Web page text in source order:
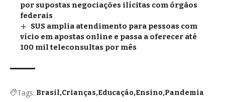
por supostas negociações ilícitas com órgãos
federais
SUS amplia atendimento para pessoas com
vício em apostas online e passa a oferecer até
100 mil teleconsultas por mês
Tags: Brasil Crianças Educação Ensino Pandemia